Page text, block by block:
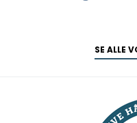
SE ALLE